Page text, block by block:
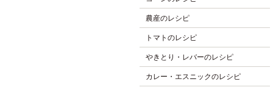
農産のレシピ
トマトのレシピ
やきとり・レバーのレシピ
カレー・エスニックのレシピ